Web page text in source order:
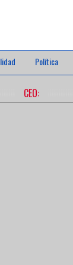
Política
CEO: